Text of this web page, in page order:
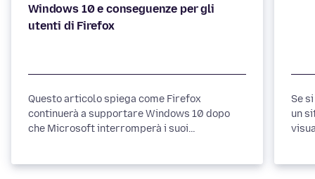
Windows 10 e conseguenze per gli
utenti di Firefox
Questo articolo spiega come Firefox
continuerà a supportare Windows 10 dopo
che Microsoft interromperà i suoi
Se
un